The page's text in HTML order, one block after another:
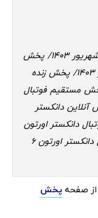
پخش مستقیم فوتبال اورتون دانکستر 6 شهریور 1403/ پخش
آنلاین فوتبال اورتون دانکستر 6 شهریور 1403/ پخش زنده
دانکستر 6شهریور 1403/ پخش مستقیم فوتبال
6 شهریور 1403/ پخش آنلاین دانکستر
فوتبال دانکستر اورتون
6 شهریور 1403/ پخش زنده بازی فوتبال دانکستر اورتون 6
از صفحه پخش